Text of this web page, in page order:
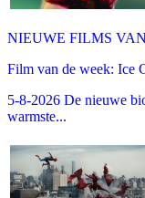
NIEUWE FILMS
Film van de week: Ice
5-8-2026 De nieuwe
warmste...